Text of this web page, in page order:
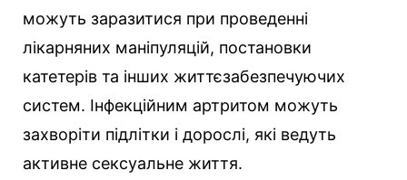
можуть заразитися при проведенні
лікарняних маніпуляцій, постановки
катетерів та інших життєзабезпечуючих
систем. Інфекційним артритом можуть
захворіти підлітки і дорослі, які ведуть
активне сексуальне життя.